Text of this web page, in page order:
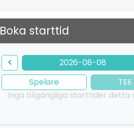
Boka starttid
2026-08-08
Spelare
TEE
Inga tillgängliga starttider detta